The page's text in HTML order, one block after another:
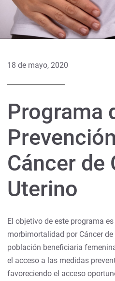
18 de mayo, 2020
Programa
Cáncer de
Uterino
El objetivo de este programa
morbimortalidad por Cáncer de
población beneficiaria
el acceso a las medidas
favoreciendo el acceso